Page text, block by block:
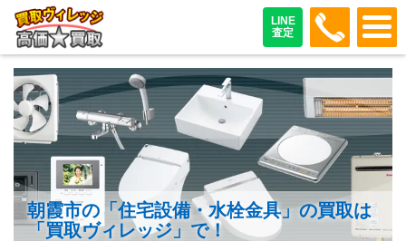
LINE
査定
048-
朝霞市の「住宅設備・水栓金具」の買取は
「買取ヴィレッジ」で！